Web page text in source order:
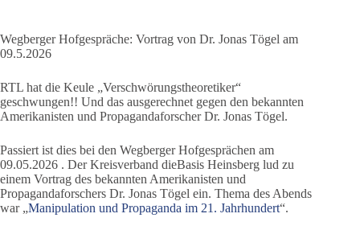
Wegberger Hofgespräche: Vortrag von Dr. Jonas Tögel am
09.5.2026
RTL hat die Keule „Verschwörungstheoretiker“
geschwungen!! Und das ausgerechnet gegen den bekannten
Amerikanisten und Propagandaforscher Dr. Jonas Tögel.
Passiert ist dies bei den Wegberger Hofgesprächen am
09.05.2026 . Der Kreisverband dieBasis Heinsberg lud zu
einem Vortrag des bekannten Amerikanisten und
Propagandaforschers Dr. Jonas Tögel ein. Thema des Abends
war „Manipulation und Propaganda im 21. Jahrhundert“.